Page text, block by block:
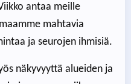
antaa meille
mahtavia
ja seurojen ihmisiä.
näkyvyyttä alueiden ja